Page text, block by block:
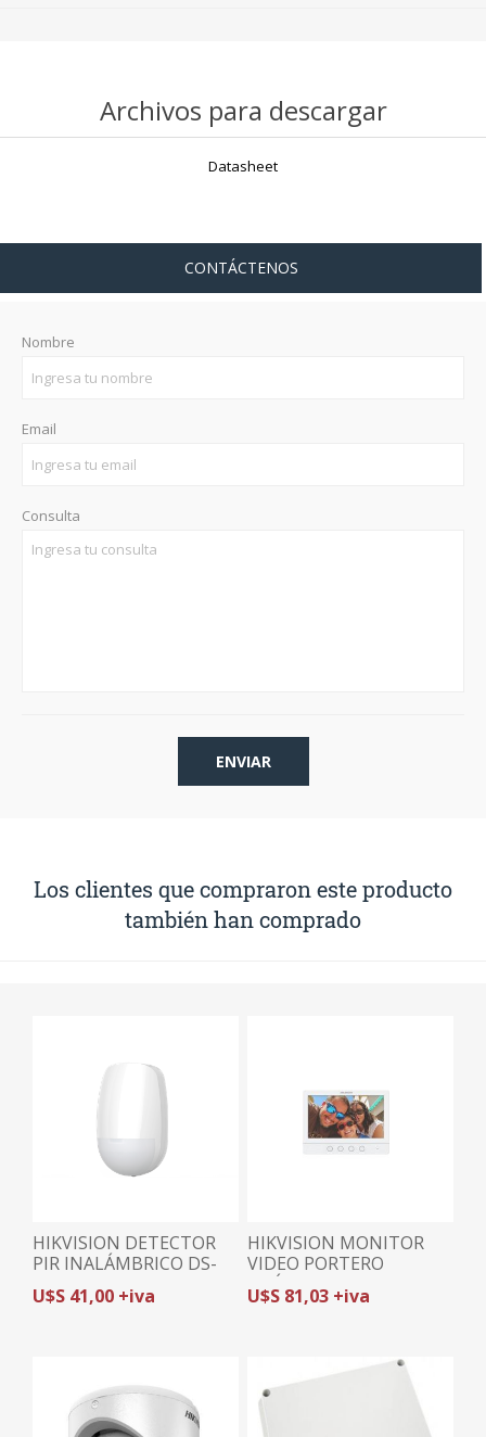
Archivos para descargar
Datasheet
CONTÁCTENOS
Nombre
Email
Consulta
Los clientes que compraron este producto
también han comprado
HIKVISION DETECTOR
PIR INALÁMBRICO DS-
PDP15P-EG2-WB -GEN2|
INMUNE A MASCOTAS
U$S 41,00 +iva
HIKVISION MONITOR
VIDEO PORTERO
ANÁLOGO DS-KH2230T |
7 PULGADAS |
U$S 81,03 +iva